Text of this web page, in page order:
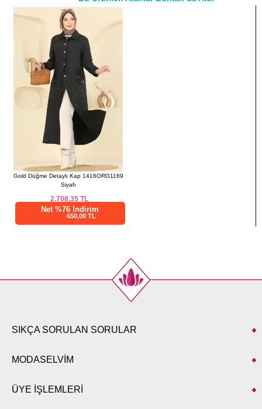
44
46
48
50
52
a>
Gold Düğme Detaylı Kap 1416ORG1169
Siyah
2.708,35TL
Net %76 İndirim
650,00 TL
SIKÇA SORULAN SORULAR
MODASELVİM
ÜYE İŞLEMLERİ